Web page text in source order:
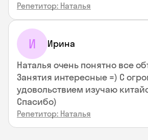
Репетитор: Наталья
И Ирина
Наталья очень понятно все
Занятия интересные =) С
удовольствием изучаю
Спасибо)
Репетитор: Наталья